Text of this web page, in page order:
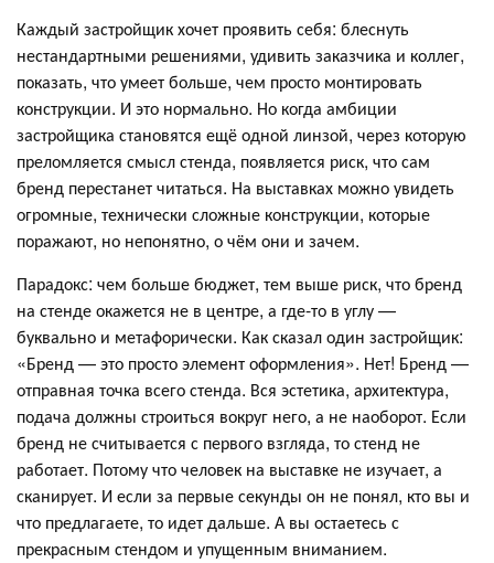
Каждый застройщик хочет проявить себя: блеснуть
нестандартными решениями, удивить заказчика и коллег,
показать, что умеет больше, чем просто монтировать
конструкции. И это нормально. Но когда амбиции
застройщика становятся ещё одной линзой, через которую
преломляется смысл стенда, появляется риск, что сам
бренд перестанет читаться. На выставках можно увидеть
огромные, технически сложные конструкции, которые
поражают, но непонятно, о чём они и зачем.
Парадокс: чем больше бюджет, тем выше риск, что бренд
на стенде окажется не в центре, а где-то в углу —
буквально и метафорически. Как сказал один застройщик:
«Бренд — это просто элемент оформления». Нет! Бренд —
отправная точка всего стенда. Вся эстетика, архитектура,
подача должны строиться вокруг него, а не наоборот. Если
бренд не считывается с первого взгляда, то стенд не
работает. Потому что человек на выставке не изучает, а
сканирует. И если за первые секунды он не понял, кто вы и
что предлагаете, то идет дальше. А вы остаетесь с
прекрасным стендом и упущенным вниманием.